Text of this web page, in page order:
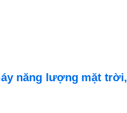
năng lượng mặt trời,